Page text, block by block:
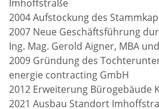
Imhoffstraße
2004 Aufstockung des
2007 Neue Geschäftsführung
Ing. Mag. Gerold Aigner, MBA
2009 Gründung des
energie contracting GmbH
2012 Erweiterung Bürogebäude
2021 Ausbau Standort